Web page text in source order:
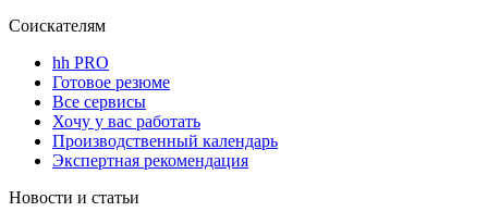
Соискателям
hh PRO
Готовое резюме
Все сервисы
Хочу у вас работать
Производственный календарь
Экспертная рекомендация
Новости и статьи